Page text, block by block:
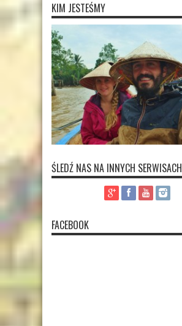
KIM JESTEŚMY
ŚLEDŹ NAS NA INNYCH SERWISACH
FACEBOOK